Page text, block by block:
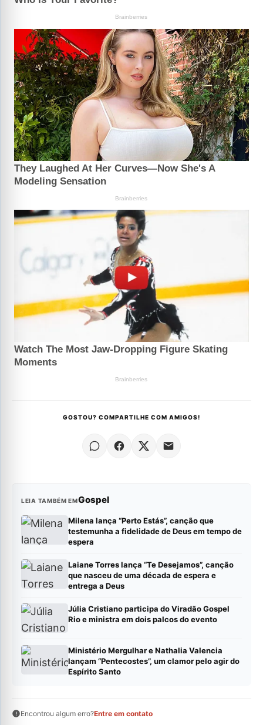
GOSTOU? COMPARTILHE COM AMIGOS!
LEIA TAMBÉM EMGospel
Milena lança “Perto Estás”, canção que
testemunha a fidelidade de Deus em tempo de
espera
Laiane Torres lança “Te Desejamos”, canção
que nasceu de uma década de espera e
entrega a Deus
Júlia Cristiano participa do Viradão Gospel
Rio e ministra em dois palcos do evento
Ministério Mergulhar e Nathalia Valencia
lançam “Pentecostes”, um clamor pelo agir do
Espírito Santo
Encontrou algum erro?Entre em contato